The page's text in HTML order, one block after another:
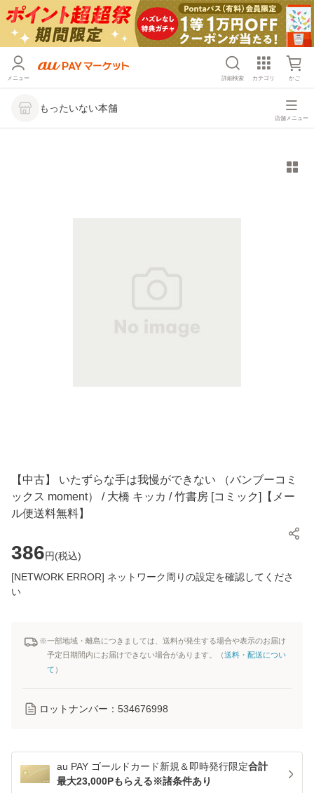
メニュー 詳細検索 カテゴリ かご
もったいない本舗
店舗メニュー
【中古】 いたずらな手は我慢ができない （バンブーコミ
ックス moment） / 大橋 キッカ / 竹書房 [コミック]【メー
ル便送料無料】
386円(税込)
[NETWORK ERROR] ネットワーク周りの設定を確認してくださ
い
※一部地域・離島につきましては、送料が発生する場合や表示のお届け
予定日期間内にお届けできない場合があります。（送料・配送につい
て ）
ロットナンバー： 534676998
au PAY ゴールドカード新規＆即時発行限定合計
最大23,000Pもらえる※諸条件あり